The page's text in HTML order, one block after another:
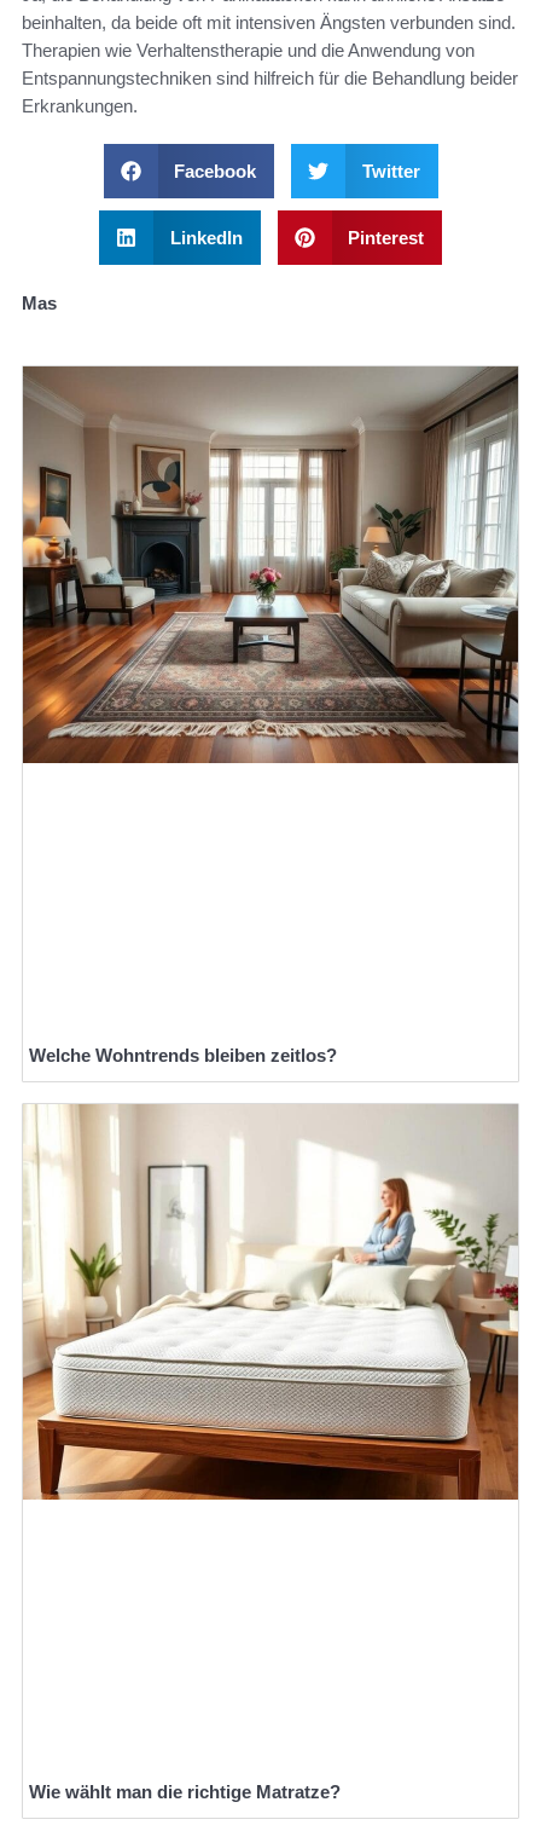
beinhalten, da beide oft mit intensiven Ängsten verbunden sind.
Therapien wie Verhaltenstherapie und die Anwendung von
Entspannungstechniken sind hilfreich für die Behandlung beider
Erkrankungen.
Facebook Twitter
LinkedIn Pinterest
Mas
Welche Wohntrends bleiben zeitlos?
Wie wählt man die richtige Matratze?